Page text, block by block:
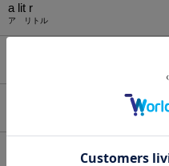
a lit r
ア リトル